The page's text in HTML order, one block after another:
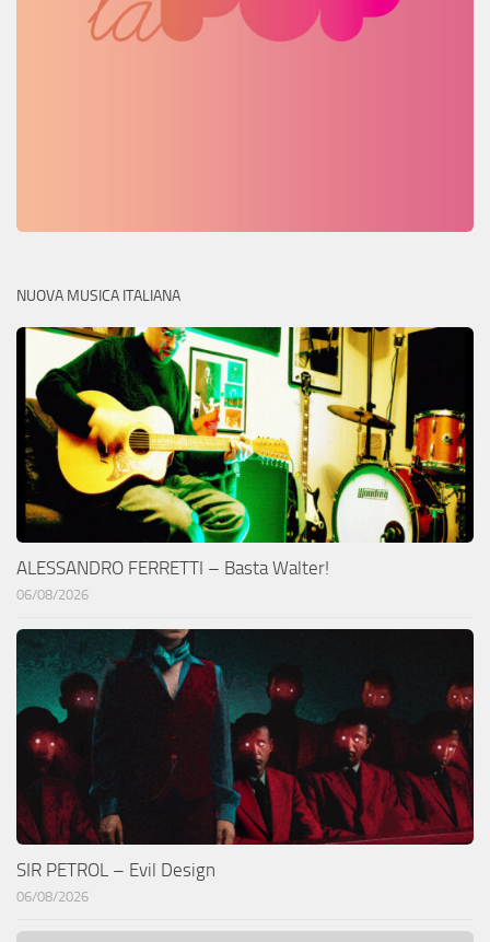
NUOVA MUSICA ITALIANA
ALESSANDRO FERRETTI – Basta Walter!
06/08/2026
SIR PETROL – Evil Design
06/08/2026